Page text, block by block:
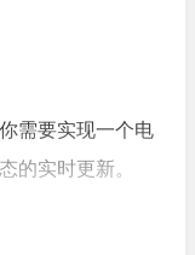
需要实现一个电
的实时更新。